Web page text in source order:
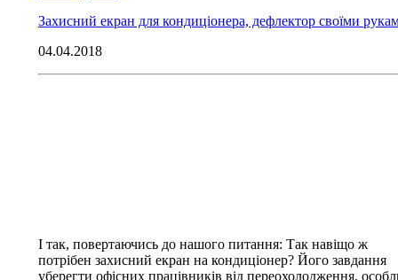
Захисний екран для кондиціонера, дефлектор своїми
04.04.2018
І так, повертаючись до нашого питання: Так навіщо ж
потрібен захисний екран на кондиціонер? Його завдання
уберегти офісних працівників від переохолодження,